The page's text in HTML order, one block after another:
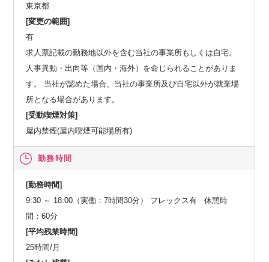
東京都
[変更の範囲]
有
求人票記載の勤務地以外を含む当社の事業所もしくは自宅。
人事異動・出向等（国内・海外）を命じられることがありま
す。 当社が認めた場合、当社の事業所及び自宅以外が就業場
所となる場合があります。
[受動喫煙対策]
屋内禁煙(屋内喫煙可能場所有)
勤務時間
[勤務時間]
9:30 ～ 18:00（実働：7時間30分） フレックス有 休憩時
間：60分
[平均残業時間]
25時間/月